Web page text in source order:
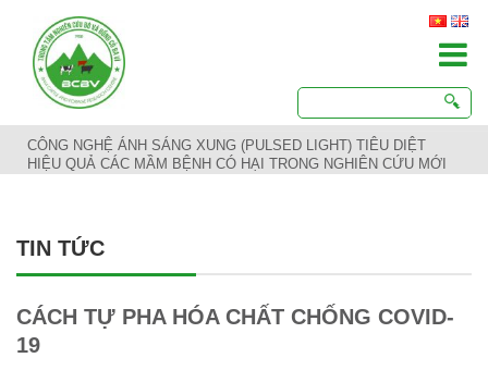
CÔNG NGHỆ ÁNH SÁNG XUNG (PULSED LIGHT) TIÊU DIỆT
HIỆU QUẢ CÁC MẦM BỆNH CÓ HẠI TRONG NGHIÊN CỨU MỚI
TIN TỨC
CÁCH TỰ PHA HÓA CHẤT CHỐNG COVID-
19